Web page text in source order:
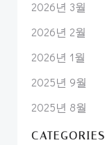
2026년 3월
2026년 2월
2026년 1월
2025년 9월
2025년 8월
CATEGORIES